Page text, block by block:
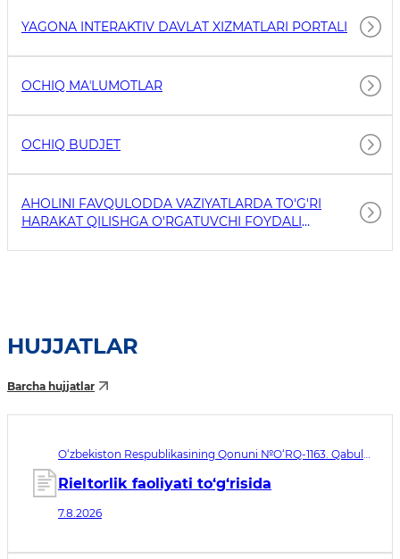
YAGONA INTERAKTIV DAVLAT XIZMATLARI PORTALI
OCHIQ MAʼLUMOTLAR
OCHIQ BUDJET
AHOLINI FAVQULODDA VAZIYATLARDA TO'G'RI
HARAKAT QILISHGA O'RGATUVCHI FOYDALI
HUJJATLAR
Barcha hujjatlar
O‘zbekiston Respublikasining Qonuni №O‘RQ-1163. Qabul
Rieltorlik faoliyati to‘g‘risida
7.8.2026